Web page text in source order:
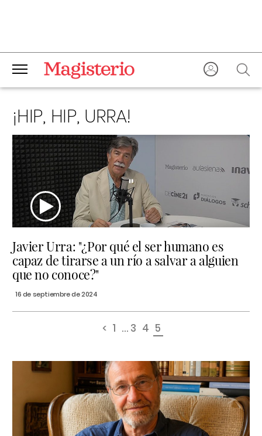
¡HIP, HIP, URRA!
Javier Urra: "¿Por qué el ser humano es
capaz de tirarse a un río a salvar a alguien
que no conoce?"
16 de septiembre de 2024
< 1 ... 3 4 5